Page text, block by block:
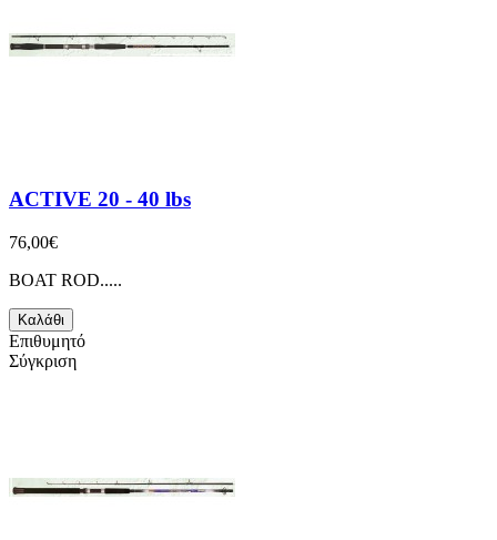
ACTIVE 20 - 40 lbs
76,00€
BOAT ROD.....
Καλάθι
Επιθυμητό
Σύγκριση